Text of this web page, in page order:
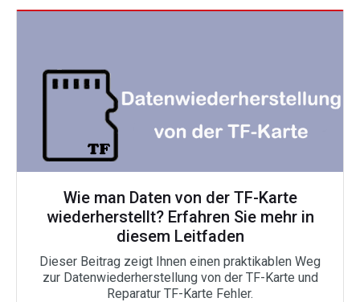
Wie man Daten von der TF-Karte
wiederherstellt? Erfahren Sie mehr in
diesem Leitfaden
Dieser Beitrag zeigt Ihnen einen praktikablen Weg
zur Datenwiederherstellung von der TF-Karte und
Reparatur TF-Karte Fehler.